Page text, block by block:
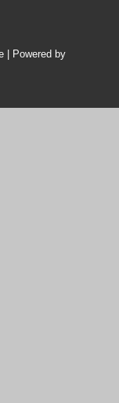
| Powered by